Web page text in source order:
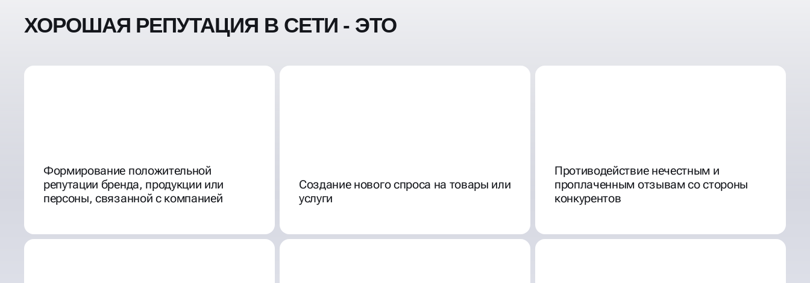
ХОРОШАЯ РЕПУТАЦИЯ В СЕТИ - ЭТО
Формирование положительной
репутации бренда, продукции или
персоны, связанной с компанией
Создание нового спроса на товары или
услуги
Противодействие нечестным и
проплаченным отзывам со стороны
конкурентов